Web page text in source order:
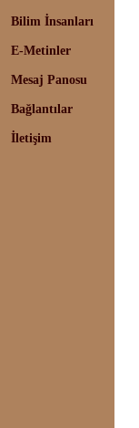
Bilim İnsanları
E-Metinler
Mesaj Panosu
Bağlantılar
İletişim